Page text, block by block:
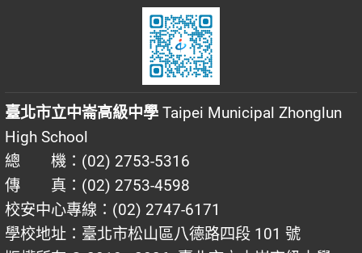
臺北市立中崙高級中學 Taipei Municipal Zhonglun
High School
總 機：(02) 2753-5316
傳 真：(02) 2753-4598
校安中心專線：(02) 2747-6171
學校地址：臺北市松山區八德路四段 101 號